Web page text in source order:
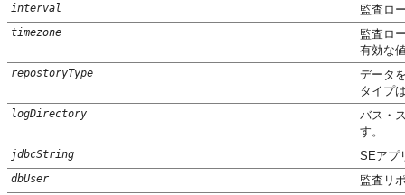
interval 監査ロ
timezone
監査ロ
有効な
repostoryType
データ
タイプ
logDirectory
バス・
す。
jdbcString SEアプ
dbUser 監査リ